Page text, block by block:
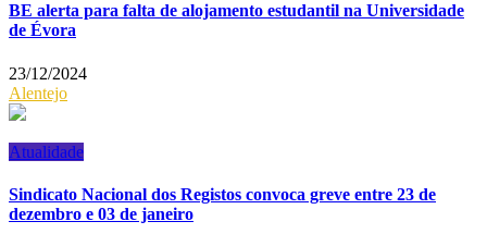
BE alerta para falta de alojamento estudantil na Universidade
de Évora
23/12/2024
Alentejo
Atualidade
Sindicato Nacional dos Registos convoca greve entre 23 de
dezembro e 03 de janeiro